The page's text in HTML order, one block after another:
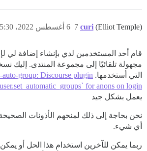
curi (Elliot Temple) 6 أغسطس 2022، 5:30ص 7
قام أحد المستخدمين لدي بإنشاء إضافة لي
مجهولة تلقائيًا إلى مجموعة المنتدى. إليك
التي أستخدمها. group: Discourse plugin
for anons on login
يعمل بشكل جيد
نحن بحاجة إلى ذلك لمنحهم الأذونات
أي شيء.
ربما يمكن للآخرين استخدام هذا الحل أو